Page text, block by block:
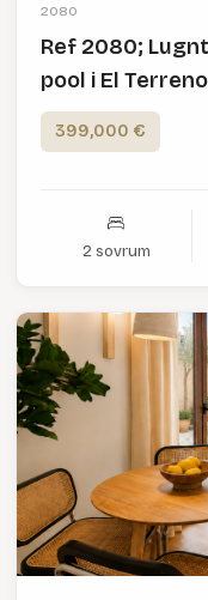
2080
Ref 2080;
pool i El
399,000 €
2 sovrum